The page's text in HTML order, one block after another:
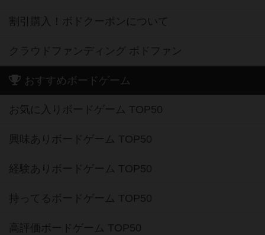
割引購入！ボドクーポンについて
クラウドファンディング ボドファン
おすすめボードゲーム
お気に入りボードゲーム TOP50
興味ありボードゲーム TOP50
経験ありボードゲーム TOP50
持ってるボードゲーム TOP50
高評価ボードゲーム TOP50